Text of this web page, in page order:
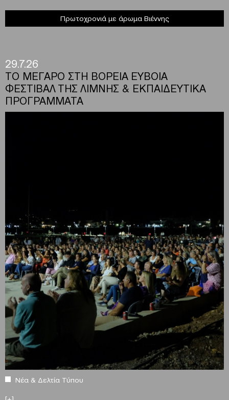
Πρωτοχρονιά με άρωμα Βιέννης
29.7.26
ΤΟ ΜΕΓΑΡΟ ΣΤΗ ΒΟΡΕΙΑ ΕΥΒΟΙΑ
ΦΕΣΤΙΒΑΛ ΤΗΣ ΛΙΜΝΗΣ & ΕΚΠΑΙΔΕΥΤΙΚΑ
ΠΡΟΓΡΑΜΜΑΤΑ
Νέα & Δελτία Τύπου